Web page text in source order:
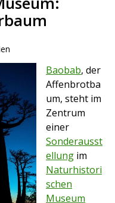
Baobab, der
Affenbrotba
um, steht im
Zentrum
einer
Sonderausst
ellung im
Naturhistori
schen
Museum